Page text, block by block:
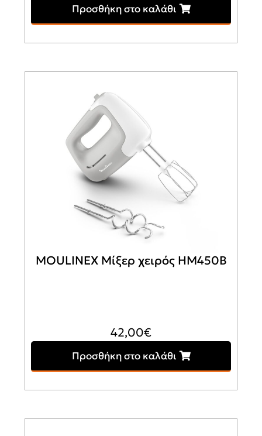
Προσθήκη στο καλάθι
MOULINEX Μίξερ χειρός HM450B
42,00€
Προσθήκη στο καλάθι